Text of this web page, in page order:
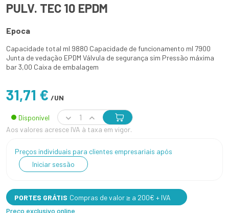
PULV. TEC 10 EPDM
Epoca
Capacidade total ml 9880 Capacidade de funcionamento ml 7900
Junta de vedação EPDM Válvula de segurança sim Pressão máxima
bar 3,00 Caixa de embalagem
31,71 € /UN
Disponível
Aos valores acresce IVA à taxa em vigor.
Preços individuais para clientes empresariais após
Iniciar sessão
PORTES GRÁTIS Compras de valor ≥ a 200€ + IVA
Preço exclusivo online